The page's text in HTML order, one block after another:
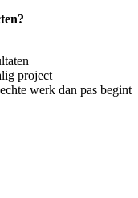
project
werk dan pas begint